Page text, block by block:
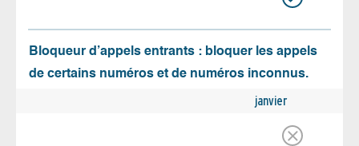
Bloqueur d’appels entrants : bloquer les appels
de certains numéros et de numéros inconnus.
janvier